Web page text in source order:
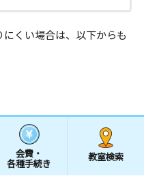
くい場合は、以下からも
会費・
各種手続き
教室検索